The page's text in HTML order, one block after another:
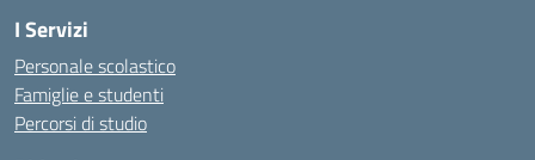
I Servizi
Personale scolastico
Famiglie e studenti
Percorsi di studio